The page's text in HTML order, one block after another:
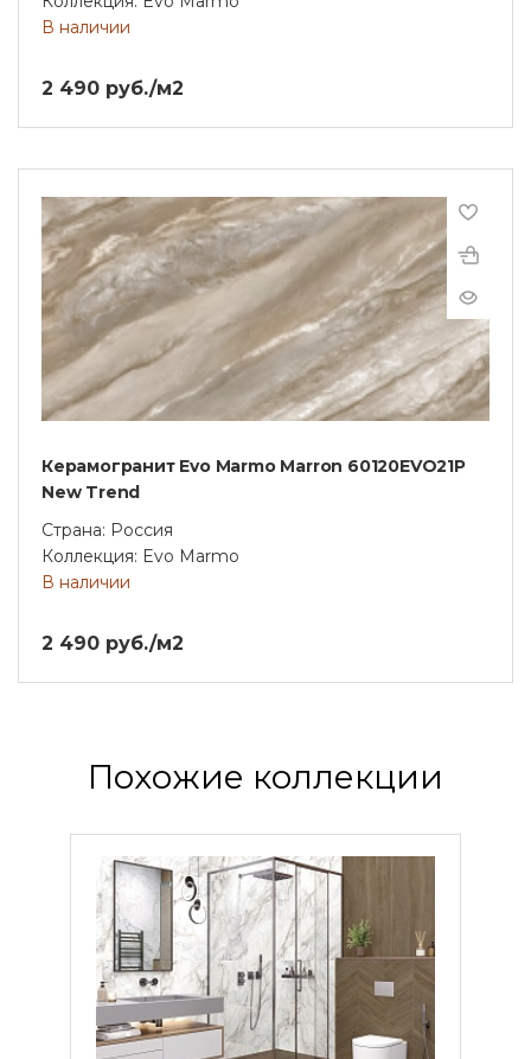
В наличии
2 490 руб./м2
Керамогранит Evo Marmo Marron 60120EVO21P
New Trend
Страна: Россия
Коллекция: Evo Marmo
В наличии
2 490 руб./м2
Похожие коллекции